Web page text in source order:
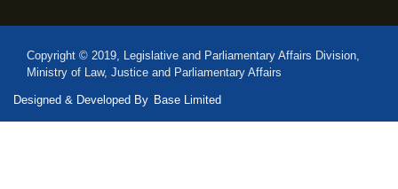
Copyright © 2019, Legislative and Parliamentary Affairs Division,
Ministry of Law, Justice and Parliamentary Affairs
Designed & Developed By Base Limited